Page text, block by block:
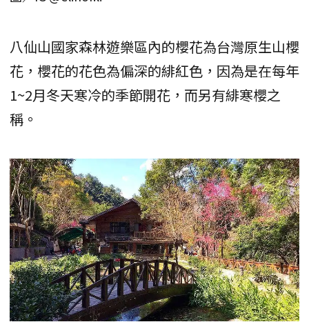
八仙山國家森林遊樂區內的櫻花為台灣原生山櫻
花，櫻花的花色為偏深的緋紅色，因為是在每年
1~2月冬天寒冷的季節開花，而另有緋寒櫻之
稱。